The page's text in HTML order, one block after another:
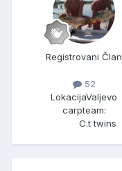
Registrovani Član
52
LokacijaValjevo
carpteam:
C.t twins